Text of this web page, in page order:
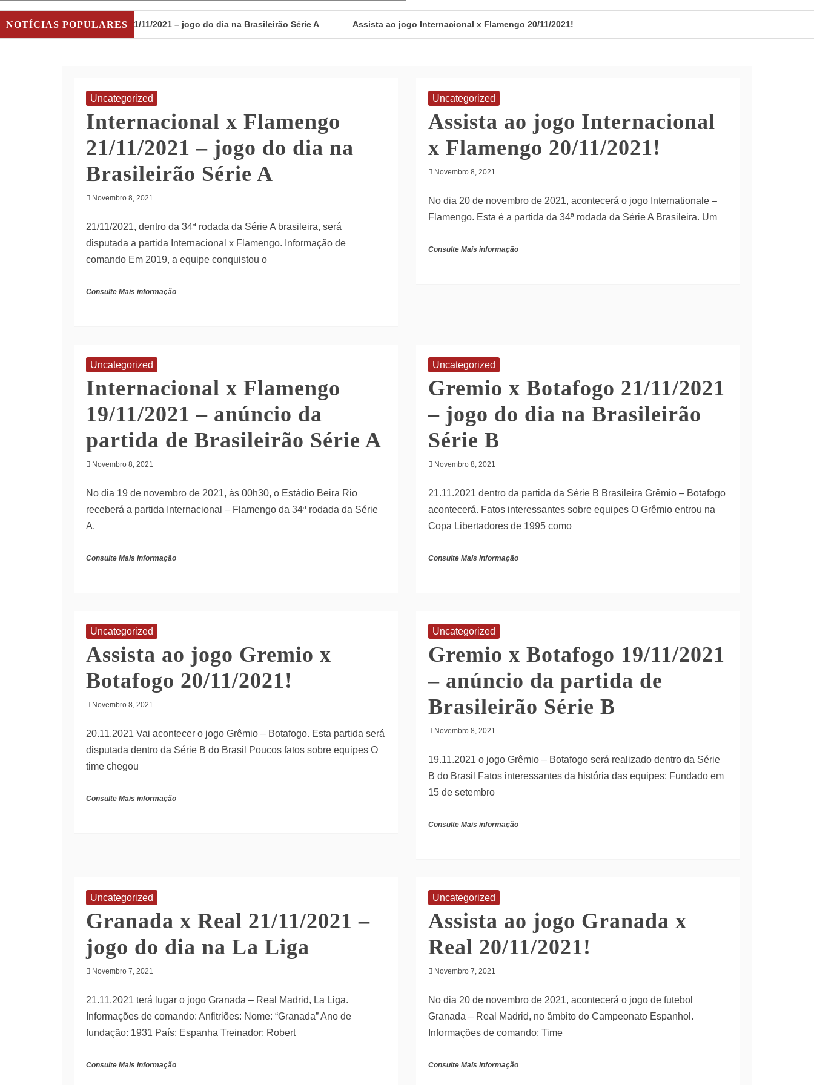
NOTÍCIAS POPULARES
Internacional x Flamengo 21/11/2021 – jogo do dia na Brasileirão Série A Assista ao jogo Internacional x Flamengo 20/11/2021!
Assista ao jogo Granada x Real 20/11/2021! Granada x Real 19/11/2021 – anúncio da partida de La Liga
Uncategorized
Internacional x Flamengo
21/11/2021 – jogo do dia na
Brasileirão Série A
Novembro 8, 2021
21/11/2021, dentro da 34ª rodada da Série A brasileira, será
disputada a partida Internacional x Flamengo. Informação de
comando Em 2019, a equipe conquistou o
Consulte Mais informação
Uncategorized
Assista ao jogo Internacional
x Flamengo 20/11/2021!
Novembro 8, 2021
No dia 20 de novembro de 2021, acontecerá o jogo Internationale –
Flamengo. Esta é a partida da 34ª rodada da Série A Brasileira. Um
Consulte Mais informação
Uncategorized
Internacional x Flamengo
19/11/2021 – anúncio da
partida de Brasileirão Série A
Novembro 8, 2021
No dia 19 de novembro de 2021, às 00h30, o Estádio Beira Rio
receberá a partida Internacional – Flamengo da 34ª rodada da Série
A.
Consulte Mais informação
Uncategorized
Gremio x Botafogo 21/11/2021
– jogo do dia na Brasileirão
Série B
Novembro 8, 2021
21.11.2021 dentro da partida da Série B Brasileira Grêmio – Botafogo
acontecerá. Fatos interessantes sobre equipes O Grêmio entrou na
Copa Libertadores de 1995 como
Consulte Mais informação
Uncategorized
Assista ao jogo Gremio x
Botafogo 20/11/2021!
Novembro 8, 2021
20.11.2021 Vai acontecer o jogo Grêmio – Botafogo. Esta partida será
disputada dentro da Série B do Brasil Poucos fatos sobre equipes O
time chegou
Consulte Mais informação
Uncategorized
Gremio x Botafogo 19/11/2021
– anúncio da partida de
Brasileirão Série B
Novembro 8, 2021
19.11.2021 o jogo Grêmio – Botafogo será realizado dentro da Série
B do Brasil Fatos interessantes da história das equipes: Fundado em
15 de setembro
Consulte Mais informação
Uncategorized
Granada x Real 21/11/2021 –
jogo do dia na La Liga
Novembro 7, 2021
21.11.2021 terá lugar o jogo Granada – Real Madrid, La Liga.
Informações de comando: Anfitriões: Nome: “Granada” Ano de
fundação: 1931 País: Espanha Treinador: Robert
Consulte Mais informação
Uncategorized
Assista ao jogo Granada x
Real 20/11/2021!
Novembro 7, 2021
No dia 20 de novembro de 2021, acontecerá o jogo de futebol
Granada – Real Madrid, no âmbito do Campeonato Espanhol.
Informações de comando: Time
Consulte Mais informação